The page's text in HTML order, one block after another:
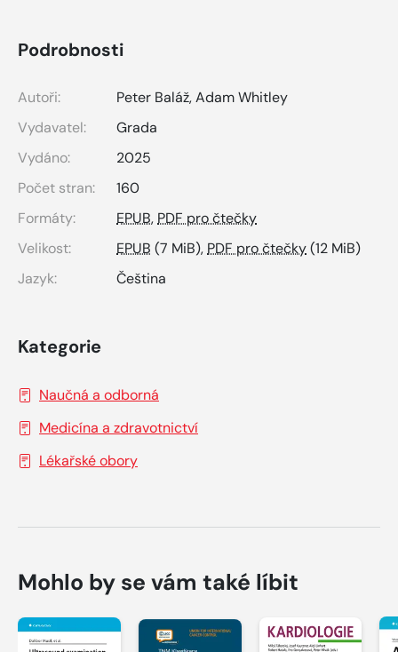
Podrobnosti
Autoři: Peter Baláž,Adam Whitley
Vydavatel:
Grada
Vydáno:
2025
Počet stran:
160
Formáty:
EPUB, PDF pro čtečky
Velikost:
EPUB (7 MiB), PDF pro čtečky(12 MiB)
Jazyk:
Čeština
Kategorie
Naučná a odborná
Medicína a zdravotnictví
Lékařské obory
Mohlo by se vám také líbit